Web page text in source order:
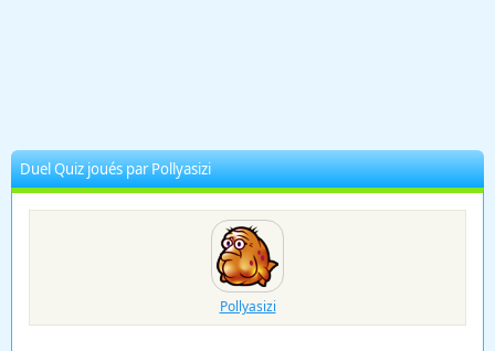
Duel Quiz joués par Pollyasizi
Pollyasizi